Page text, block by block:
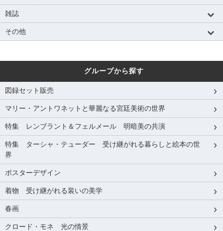
雑誌
その他
グループから探す
図録セット販売
マリー・アントワネットと華麗なる宮廷美術の世界
特集 レンブラント＆フェルメール 明暗美の共演
特集 ターシャ・テューダー 受け継がれる暮らしと絵本の世
界
ポスターデザイン
着物 受け継がれる装いの美学
春画
クロード・モネ 光の情景